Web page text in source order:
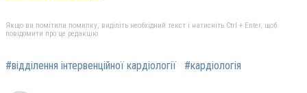
Якщо ви помітили помилку, виділіть необхідний текст і натисніть Ctrl + Enter, щоб
повідомити про це редакцію
#відділення інтервенційної кардіології #кардіологія